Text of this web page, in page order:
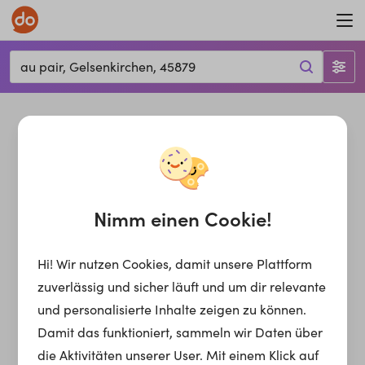
au pair, Gelsenkirchen, 45879
Nimm einen Cookie!
Hi! Wir nutzen Cookies, damit unsere Plattform
zuverlässig und sicher läuft und um dir relevante
und personalisierte Inhalte zeigen zu können.
Damit das funktioniert, sammeln wir Daten über
die Aktivitäten unserer User. Mit einem Klick auf